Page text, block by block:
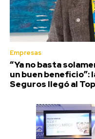
Empresas
“Ya no basta
un buen beneficio”:
Seguros llegó al